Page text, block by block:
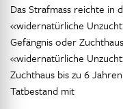
Das Strafmass reichte in
«widernatürliche
Gefängnis oder
«widernatürliche
Zuchthaus bis zu 6
Tatbestand mit